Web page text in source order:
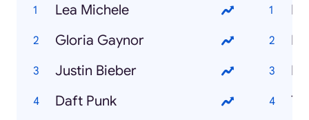
Lea Michele
Gloria Gaynor
Justin Bieber
Daft Punk